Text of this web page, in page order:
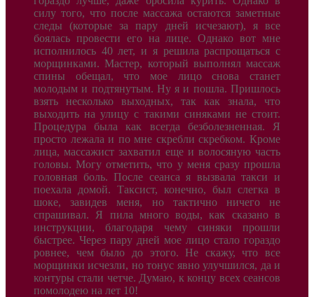
силу того, что после массажа остаются заметные
следы (которые за пару дней исчезают), я все
боялась провести его на лице. Однако вот мне
исполнилось 40 лет, и я решила распрощаться с
морщинками. Мастер, который выполнял массаж
спины обещал, что мое лицо снова станет
молодым и подтянутым. Ну я и пошла. Пришлось
взять несколько выходных, так как знала, что
выходить на улицу с такими синяками не стоит.
Процедура была как всегда безболезненная. Я
просто лежала и по мне скребли скребком. Кроме
лица, массажист захватил еще и волосяную часть
головы. Могу отметить, что у меня сразу прошла
головная боль. После сеанса я вызвала такси и
поехала домой. Таксист, конечно, был слегка в
шоке, завидев меня, но тактично ничего не
спрашивал. Я пила много воды, как сказано в
инструкции, благодаря чему синяки прошли
быстрее. Через пару дней мое лицо стало гораздо
ровнее, чем было до этого. Не скажу, что все
морщинки исчезли, но тонус явно улучшился, да и
контуры стали четче. Думаю, к концу всех сеансов
помолодею на лет 10!